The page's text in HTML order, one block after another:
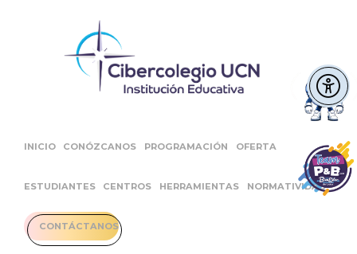
INICIO CONÓZCANOS PROGRAMACIÓN OFERTA
ESTUDIANTES CENTROS HERRAMIENTAS NORMATIVIDAD
CONTÁCTANOS